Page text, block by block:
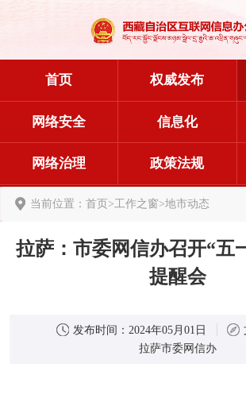
首页 权威发布
网络安全 信息化
网络治理 政策法规
当前位置： 首页>工作之窗>地市动态
拉萨：市委网信办召开“五
提醒会
发布时间： 2024年05月01日
拉萨市委网信办